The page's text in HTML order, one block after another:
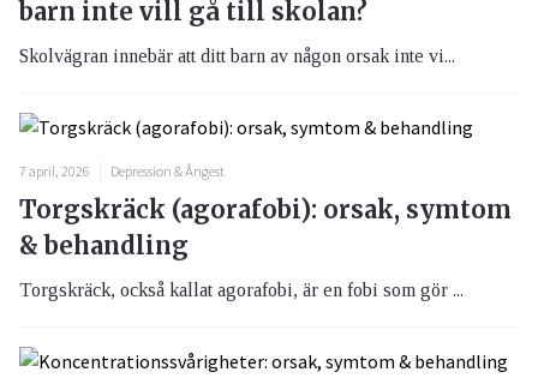
barn inte vill gå till skolan?
Skolvägran innebär att ditt barn av någon orsak inte vi...
7 april, 2026 Depression & Ångest
Torgskräck (agorafobi): orsak, symtom
& behandling
Torgskräck, också kallat agorafobi, är en fobi som gör ...